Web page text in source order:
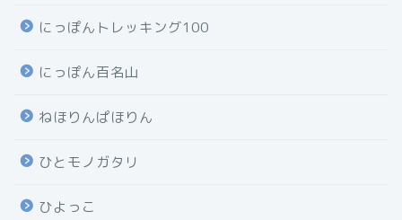
にっぽんトレッキング100
にっぽん百名山
ねほりんぱほりん
ひとモノガタリ
ひよっこ